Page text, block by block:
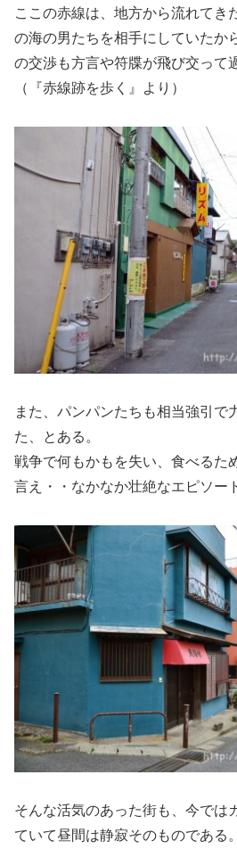
ここの赤線は、地方から流れてき
の海の男たちを相手にしていたか
の交渉も方言や符牒が飛び交って
（『赤線跡を歩く』より）
また、パンパンたちも相当強引で
た、とある。
戦争で何もかもを失い、食べるた
言え・・なかなか壮絶なエピソー
そんな活気のあった街も、今では
ていて昼間は静寂そのものである